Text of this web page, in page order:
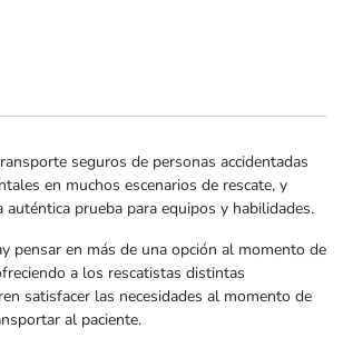
seguros de personas accidentadas
en muchos escenarios de rescate, y
auténtica prueba para equipos y habilidades.
pensar en más de una opción al momento de
a los rescatistas distintas
satisfacer las necesidades al momento de
al paciente.